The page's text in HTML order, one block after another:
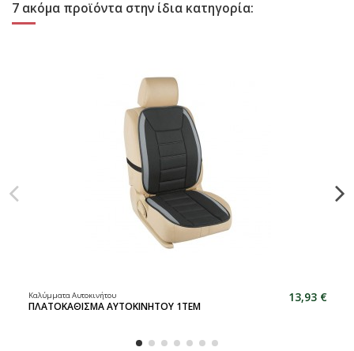
7 ακόμα προϊόντα στην ίδια κατηγορία:
Καλύμματα Αυτοκινήτου
ΠΛΑΤΟΚΑΘΙΣΜΑ ΑΥΤΟΚΙΝΗΤΟΥ 1TEM
13,93 €